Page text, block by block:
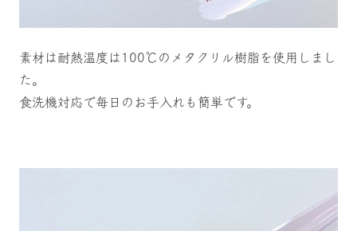
素材は耐熱温度は100℃のメタクリル樹脂を使用しまし
た。
食洗機対応で毎日のお手入れも簡単です。